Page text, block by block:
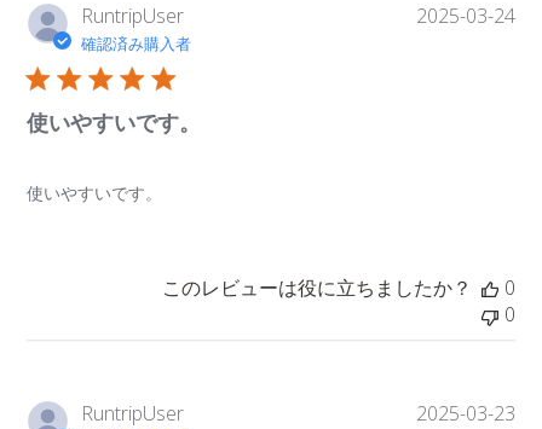
RuntripUser
確認済み購入者
使いやすいです。
使いやすいです。
公
2025-03-24
このレビューは役に立ちましたか？
0
0
RuntripUser
公
2025-03-23